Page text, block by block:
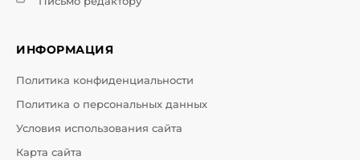
ИНФОРМАЦИЯ
Политика конфиденциальности
Политика о персональных данных
Условия использования сайта
Карта сайта